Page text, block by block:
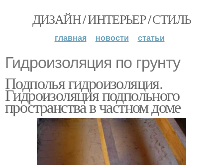
ДИЗАЙН / ИНТЕРЬЕР / СТИЛЬ
главная новости статьи
Гидроизоляция по грунту
Подполья гидроизоляция.
Гидроизоляция подпольного
пространства в частном доме